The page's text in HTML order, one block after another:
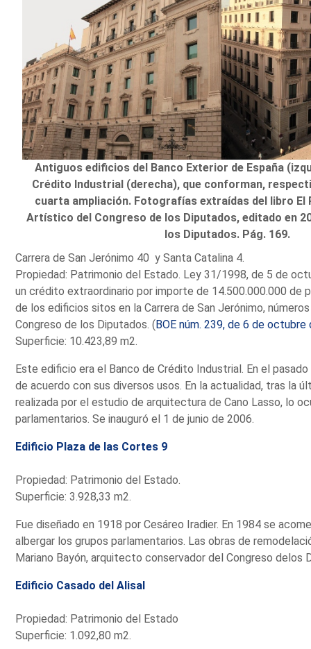
Antiguos edificios del Banco Exterior de España
Crédito Industrial (derecha), que conforman,
cuarta ampliación. Fotografías extraídas del libro
Artístico del Congreso de los Diputados, editado en
los Diputados. Pág. 169.
Carrera de San Jerónimo 40 y Santa Catalina 4.
Propiedad: Patrimonio del Estado. Ley 31/1998, de 5 de
un crédito extraordinario por importe de 14.500.000.000 de
de los edificios sitos en la Carrera de San Jerónimo,
Congreso de los Diputados. (BOE núm. 239, de 6 de octubre
Superficie: 10.423,89 m2.
Este edificio era el Banco de Crédito Industrial. En el
de acuerdo con sus diversos usos. En la actualidad, tras la
realizada por el estudio de arquitectura de Cano Lasso, lo
parlamentarios. Se inauguró el 1 de junio de 2006.
Edificio Plaza de las Cortes 9
Propiedad: Patrimonio del Estado.
Superficie: 3.928,33 m2.
Fue diseñado en 1918 por Cesáreo Iradier. En 1984 se
albergar los grupos parlamentarios. Las obras de
Mariano Bayón, arquitecto conservador del Congreso delos
Edificio Casado del Alisal
Propiedad: Patrimonio del Estado
Superficie: 1.092,80 m2.